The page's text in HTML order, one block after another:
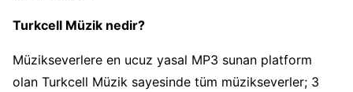
Turkcell Müzik nedir?
Müzikseverlere en ucuz yasal MP3 sunan platform
olan Turkcell Müzik sayesinde tüm müzikseverler; 3